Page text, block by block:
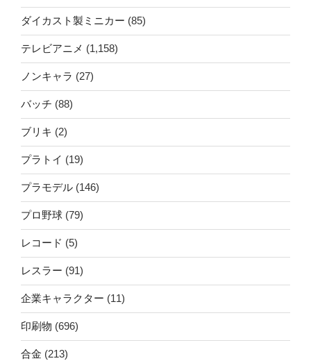
ダイカスト製ミニカー (85)
テレビアニメ (1,158)
ノンキャラ (27)
バッチ (88)
ブリキ (2)
プラトイ (19)
プラモデル (146)
プロ野球 (79)
レコード (5)
レスラー (91)
企業キャラクター (11)
印刷物 (696)
合金 (213)